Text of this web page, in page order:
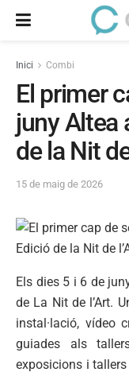
Inici Combi
El primer
juny Altea
de la Nit
15 de maig de 2026
Els dies 5 i 6 de
de La Nit de l’Art.
instal·lació, vídeo
guiades als
exposicions i